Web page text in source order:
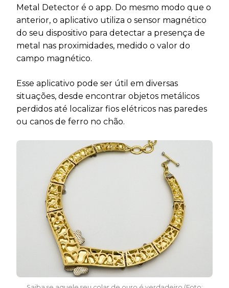
Metal Detector é o app. Do mesmo modo que o
anterior, o aplicativo utiliza o sensor magnético
do seu dispositivo para detectar a presença de
metal nas proximidades, medido o valor do
campo magnético.
Esse aplicativo pode ser útil em diversas
situações, desde encontrar objetos metálicos
perdidos até localizar fios elétricos nas paredes
ou canos de ferro no chão.